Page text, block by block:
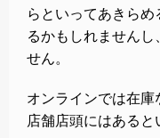
らといってあきら
るかもしれませんし
せん。
オンラインでは在庫
店舗店頭にはあると